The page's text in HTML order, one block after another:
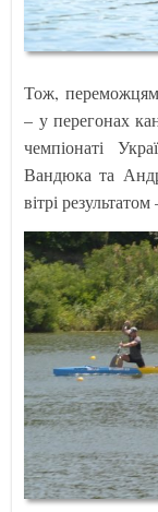
Тож,
– у перегонах
чемпіонаті
Вандюка та
вітрі